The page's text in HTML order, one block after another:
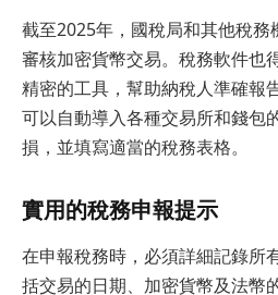
截至2025年，國稅局和其他稅
審核加密貨幣交易。稅務軟件也
精密的工具，幫助納稅人準確報
可以自動導入各種交易所和錢包
損，並填寫適當的稅務表格。
實用的稅務申報提示
在申報稅務時，必須詳細記錄所
括交易的日期、加密貨幣及法幣